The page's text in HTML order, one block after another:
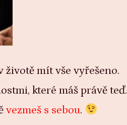
mít vše vyřešeno.
které máš právě teď.
vezmeš s sebou.